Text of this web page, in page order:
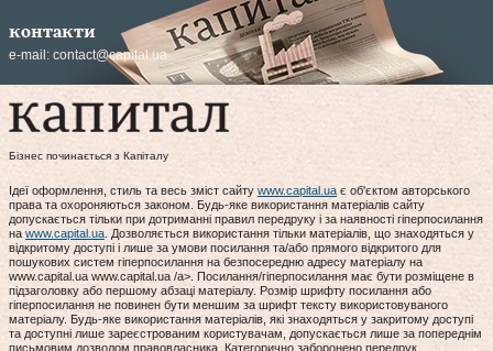
контакти
e-mail: contact@capital.ua
Бізнес починається з Капіталу
Ідеї оформлення, стиль та весь зміст сайту www.capital.uaє об'єктом авторського
права та охороняються законом. Будь-яке використання матеріалів сайту
допускається тільки при дотриманні правил передруку і за наявності гіперпосилання
на www.capital.ua. Дозволяється використання тільки матеріалів, що знаходяться у
відкритому доступі і лише за умови посилання та/або прямого відкритого для
пошукових систем гіперпосилання на безпосередню адресу матеріалу на
www.capital.ua www.capital.ua /a>. Посилання/гіперпосилання має бути розміщене в
підзаголовку або першому абзаці матеріалу. Розмір шрифту посилання або
гіперпосилання не повинен бути меншим за шрифт тексту використовуваного
матеріалу. Будь-яке використання матеріалів, які знаходяться у закритому доступі
та доступні лише зареєстрованим користувачам, допускається лише за попереднім
письмовим дозволом правовласника. Категорично заборонено передрук,